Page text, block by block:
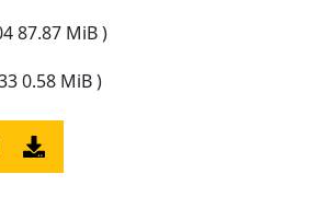
87.87 MiB )
0.58 MiB )